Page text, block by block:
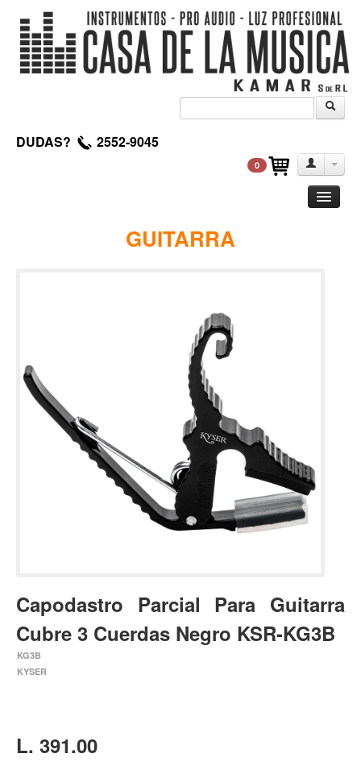
DUDAS? 2552-9045
0
Estuches y fundas
Fajas y colgantes
Accesorios
Estuches y fundas
Fajas
Accesorios
Acustica
GUITARRA
Capodastro Parcial Para Guitarra
Cubre 3 Cuerdas Negro KSR-KG3B
KG3B
KYSER
L. 391.00